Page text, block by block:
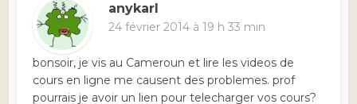
anykarl
24 février 2014 à 19 h 33 min
bonsoir, je vis au Cameroun et lire les videos de
cours en ligne me causent des problemes. prof
pourrais je avoir un lien pour telecharger vos cours?